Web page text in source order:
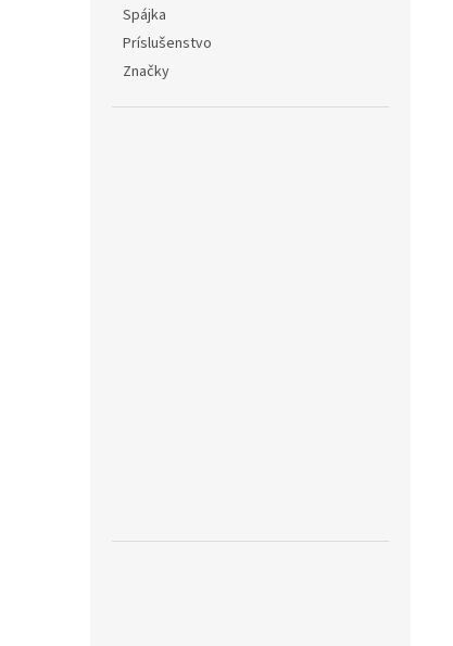
Spájka
Príslušenstvo
Značky